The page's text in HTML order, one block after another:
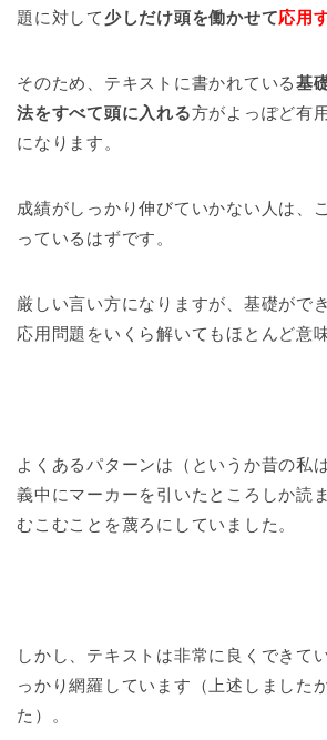
題に対して 少しだけ頭を働かせて応用
そのため、テキストに書かれている基
法をすべて頭に入れる方がよっぽど有
になります。
成績がしっかり伸びていかない人は、
っているはずです。
厳しい言い方になりますが、基礎がで
応用問題をいくら解いてもほとんど意
よくあるパターンは（というか昔の私
義中にマーカーを引いたところしか読
むこむことを蔑ろにしていました。
しかし、テキストは非常に良くできて
っかり網羅しています（上述しました
た）。